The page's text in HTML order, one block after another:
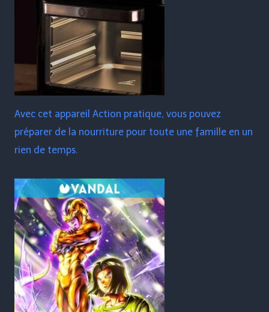
Avec cet appareil Action pratique, vous pouvez
préparer de la nourriture pour toute une famille en un
rien de temps.